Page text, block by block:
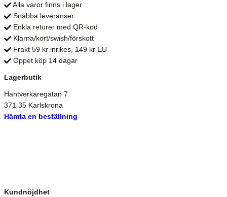
Alla varor finns i lager
Snabba leveranser
Enkla returer med QR-kod
Klarna/kort/swish/förskott
Frakt 59 kr inrikes, 149 kr EU
Öppet köp 14 dagar
Lagerbutik
Hantverkaregatan 7
371 35 Karlskrona
Hämta en beställning
Kundnöjdhet